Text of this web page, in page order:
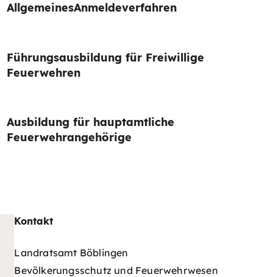
AllgemeinesAnmeldeverfahren
Führungsausbildung für Freiwillige
Feuerwehren
Ausbildung für hauptamtliche
Feuerwehrangehörige
Kontakt
Landratsamt Böblingen
Bevölkerungsschutz und Feuerwehrwesen